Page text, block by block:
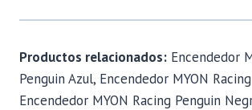
Productos relacionados: Encendedor
Penguin Azul, Encendedor MYON
Encendedor MYON Racing Penguin